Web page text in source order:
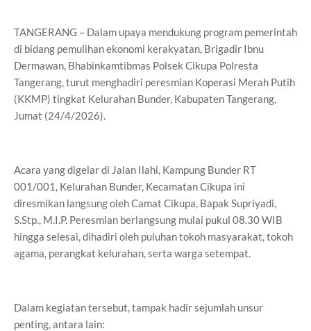
TANGERANG – Dalam upaya mendukung program pemerintah
di bidang pemulihan ekonomi kerakyatan, Brigadir Ibnu
Dermawan, Bhabinkamtibmas Polsek Cikupa Polresta
Tangerang, turut menghadiri peresmian Koperasi Merah Putih
(KKMP) tingkat Kelurahan Bunder, Kabupaten Tangerang,
Jumat (24/4/2026).
Acara yang digelar di Jalan Ilahi, Kampung Bunder RT
001/001, Kelurahan Bunder, Kecamatan Cikupa ini
diresmikan langsung oleh Camat Cikupa, Bapak Supriyadi,
S.Stp., M.I.P. Peresmian berlangsung mulai pukul 08.30 WIB
hingga selesai, dihadiri oleh puluhan tokoh masyarakat, tokoh
agama, perangkat kelurahan, serta warga setempat.
Dalam kegiatan tersebut, tampak hadir sejumlah unsur
penting, antara lain: